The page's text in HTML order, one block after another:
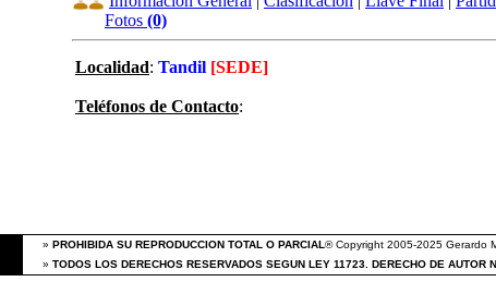
Fotos (0)
Localidad: Tandil [SEDE]
Teléfonos de Contacto:
» PROHIBIDA SU REPRODUCCION TOTAL O PARCIAL® Copyright 2005-2025 Gerardo
» TODOS LOS DERECHOS RESERVADOS SEGUN LEY 11723. DERECHO DE AUTOR